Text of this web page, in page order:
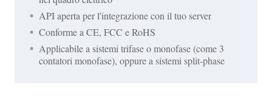
API aperta per l'integrazione con il tuo server
Conforme a CE, FCC e RoHS
Applicabile a sistemi trifase o monofase (come 3
contatori monofase), oppure a sistemi split-phase